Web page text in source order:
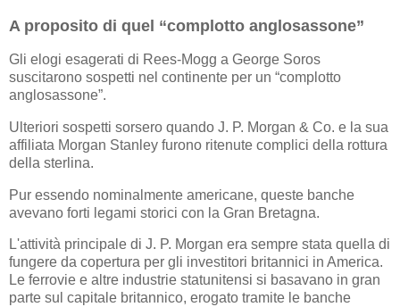
A proposito di quel “complotto anglosassone”
Gli elogi esagerati di Rees-Mogg a George Soros
suscitarono sospetti nel continente per un “complotto
anglosassone”.
Ulteriori sospetti sorsero quando J. P. Morgan & Co. e la sua
affiliata Morgan Stanley furono ritenute complici della rottura
della sterlina.
Pur essendo nominalmente americane, queste banche
avevano forti legami storici con la Gran Bretagna.
L'attività principale di J. P. Morgan era sempre stata quella di
fungere da copertura per gli investitori britannici in America.
Le ferrovie e altre industrie statunitensi si basavano in gran
parte sul capitale britannico, erogato tramite le banche